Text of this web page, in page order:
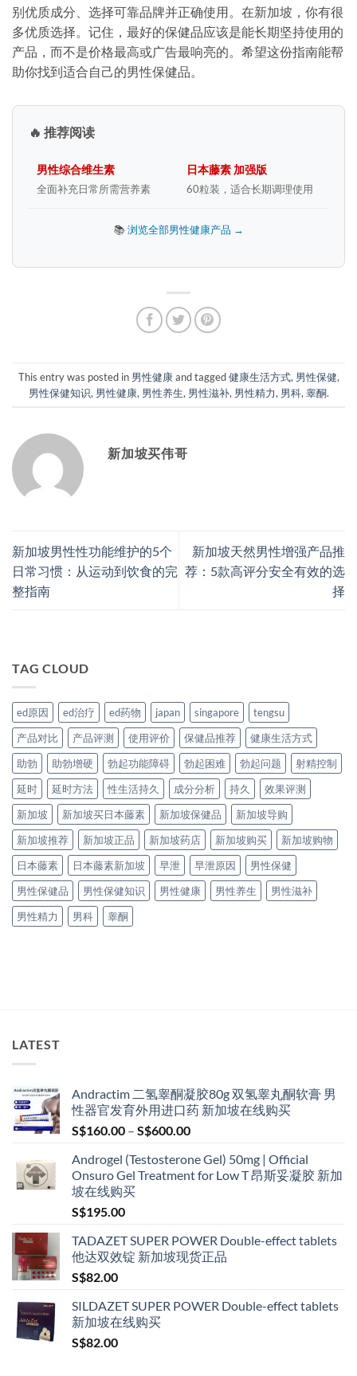
别优质成分、选择可靠品牌并正确使用。在新加坡，你有很
多优质选择。记住，最好的保健品应该是能长期坚持使用的
产品，而不是价格最高或广告最响亮的。希望这份指南能帮
助你找到适合自己的男性保健品。
🔥 推荐阅读
男性综合维生素
全面补充日常所需营养素
日本藤素 加强版
60粒装，适合长期调理使用
📚 浏览全部男性健康产品 →
This entry was posted in 男性健康and tagged健康生活方式, 男性保健,
男性保健知识, 男性健康, 男性养生, 男性滋补, 男性精力, 男科, 睾酮.
新加坡买伟哥
新加坡男性性功能维护的5个
日常习惯：从运动到饮食的完
整指南
新加坡天然男性增强产品推
荐：5款高评分安全有效的选
择
TAG CLOUD
ed原因 ed治疗 ed药物 japan singapore
tengsu
产品对比
产品评测 使用评价 保健品推荐
健康生活方式
助勃
助勃增硬 勃起功能障碍 勃起困难 勃起问题
射精控制
延时
延时方法 性生活持久 成分分析 持久
效果评测
新加坡
新加坡买日本藤素 新加坡保健品
新加坡导购
新加坡推荐
新加坡正品 新加坡药店 新加坡购买
新加坡购物
日本藤素
日本藤素新加坡 早泄 早泄原因
男性保健
男性保健品
男性保健知识 男性健康 男性养生
男性滋补
男性精力
男科 睾酮
LATEST
Andractim 二氢睾酮凝胶80g 双氢睾丸酮软膏 男
性器官发育外用进口药 新加坡在线购买
S$160.00 – S$600.00Price
S$160.00
through
Androgel (Testosterone Gel) 50mg | Official
Onsuro Gel Treatment for Low T 昂斯妥凝胶 新加
坡在线购买
S$195.00
TADAZET SUPER POWER Double-effect tablets
他达双效锭 新加坡现货正品
S$82.00
SILDAZET SUPER POWER Double-effect tablets
新加坡在线购买
S$82.00